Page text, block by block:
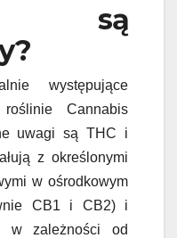
są
występujące
Cannabis
uwagi są THC i
z określonymi
w ośrodkowym
CB1 i CB2) i
w zależności od